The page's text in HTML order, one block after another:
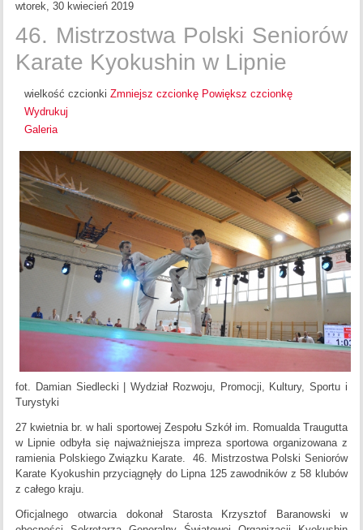
wtorek, 30 kwiecień 2019
46. Mistrzostwa Polski Seniorów
Karate Kyokushin w Lipnie
wielkość czcionki Zmniejsz czcionkę Powiększ czcionkę
Wydrukuj
Galeria
fot. Damian Siedlecki | Wydział Rozwoju, Promocji, Kultury, Sportu i
Turystyki
27 kwietnia br. w hali sportowej Zespołu Szkół im. Romualda Traugutta
w Lipnie odbyła się najważniejsza impreza sportowa organizowana z
ramienia Polskiego Związku Karate. 46. Mistrzostwa Polski Seniorów
Karate Kyokushin przyciągnęły do Lipna 125 zawodników z 58 klubów
z całego kraju.
Oficjalnego otwarcia dokonał Starosta Krzysztof Baranowski w